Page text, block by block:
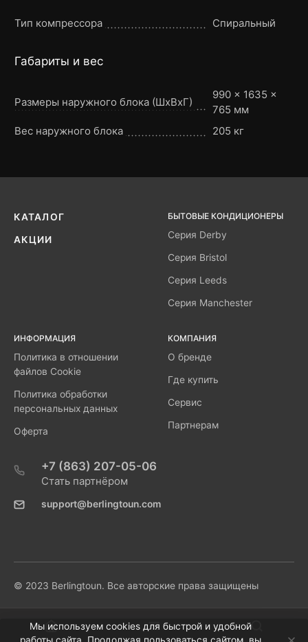
Тип компрессора Спиральный
Габариты и вес
Размеры наружного блока (ШxВxГ)
990 × 1635 ×
765 мм
Вес наружного блока
205 кг
КАТАЛОГ
АКЦИИ
БЫТОВЫЕ КОНДИЦИОНЕРЫ
Серия Derby
Серия Bristol
Серия Leeds
Серия Manchester
ИНФОРМАЦИЯ
Политика в отношении
файлов Cookie
Политика обработки
персональных данных
Оферта
КОМПАНИЯ
О бренде
Где купить
Сервис
Партнерам
+7 (863) 207-05-06
Стать партнёром
support@berlingtoun.com
© 2023 Berlingtoun. Все авторские права защищены
Мы используем cookies для быстрой и удобной